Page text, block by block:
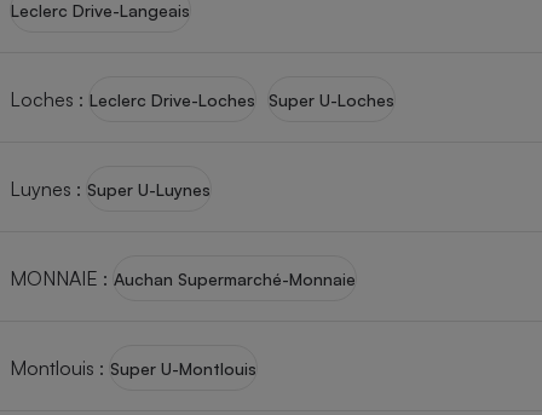
Leclerc Drive-Langeais
Loches : Leclerc Drive-Loches Super U-Loches
Luynes : Super U-Luynes
MONNAIE : Auchan Supermarché-Monnaie
Montlouis : Super U-Montlouis